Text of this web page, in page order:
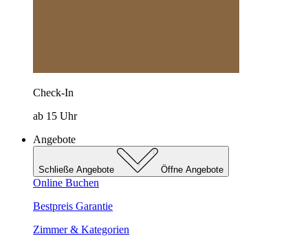
Check-In
ab 15 Uhr
Angebote
Schließe Angebote Öffne Angebote
Online Buchen
Bestpreis Garantie
Zimmer & Kategorien